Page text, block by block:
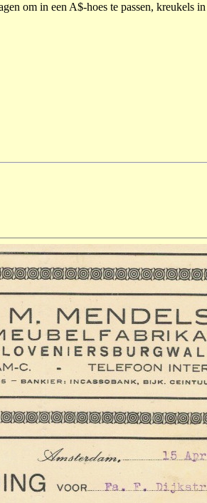
om in een A$-hoes te passen, kreukels in